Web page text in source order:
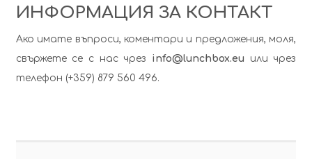
ИНФОРМАЦИЯ ЗА КОНТАКТ
Ако имате въпроси, коментари и предложения, моля,
свържете се с нас чрез info@lunchbox.eu или чрез
телефон (+359) 879 560 496.